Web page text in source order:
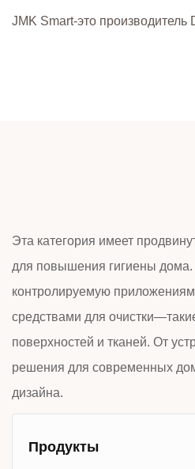
JMK Smart-это
Эта категория имеет
для повышения гигиены дома.
контролируемую
средствами для
поверхностей и тканей. От
решения для современных
дизайна.
Продукты